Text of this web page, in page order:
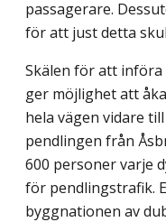
passagerare.
för att just detta
Skälen för att
ger möjlighet att
hela vägen vidare
pendlingen från
600 personer varje
för pendlingstrafik.
byggnationen av